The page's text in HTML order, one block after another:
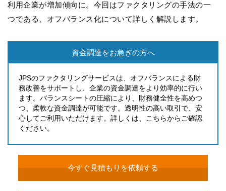
利用企業が増加傾向に。今回はファクタリングの手法の一
つである、オフバランス化について詳しく解説します。
資金調達をお急ぎの方へ
JPSのファクタリングサービスは、オフバランスによる財
務改善をサポートし、企業の資金調達をより効率的に行い
ます。バランスシートの圧縮により、財務健全性を高めつ
つ、柔軟な資金調達が可能です。透明性の高い取引で、安
心してご利用いただけます。詳しくは、こちらからご確認
ください。
今すぐ見積もりを依頼する